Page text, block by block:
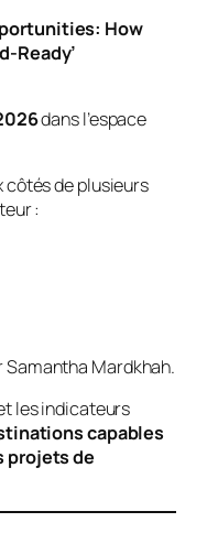
How
Ready’
dans l’espace
côtés de plusieurs
:
Samantha Mardkhah.
les indicateurs
capables
projets de